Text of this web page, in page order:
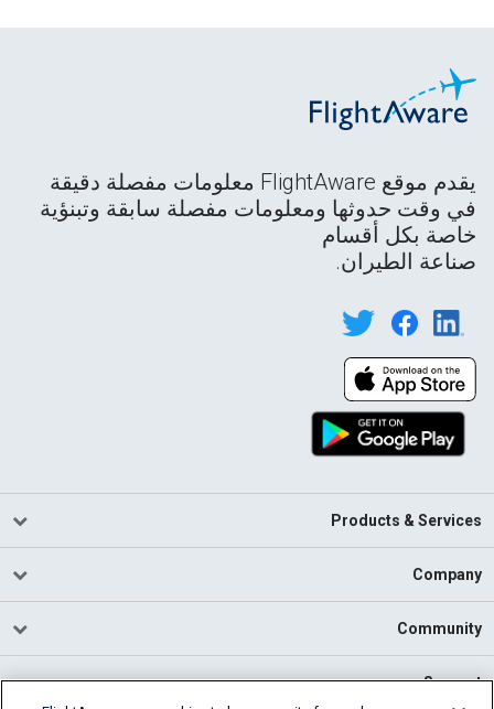
يقدم موقع FlightAware معلومات مفصلة دقيقة
في وقت حدوثها ومعلومات مفصلة سابقة وتبنؤية
خاصة بكل أقسام
صناعة الطيران.
Products & Services
Company
Community
Support